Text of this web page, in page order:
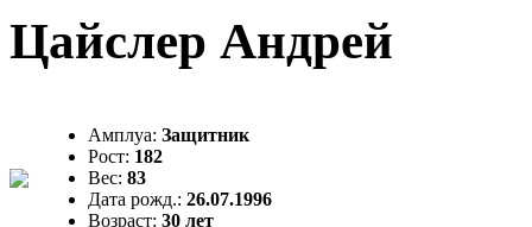
Цайслер Андрей
Амплуа: Защитник
Рост: 182
Вес: 83
Дата рожд.: 26.07.1996
Возраст: 30 лет